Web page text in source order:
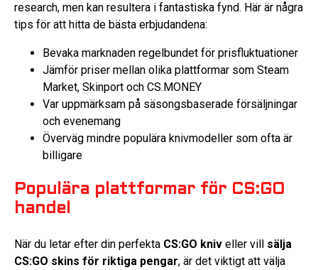
research, men kan resultera i fantastiska fynd. Här är några
tips för att hitta de bästa erbjudandena:
Bevaka marknaden regelbundet för prisfluktuationer
Jämför priser mellan olika plattformar som Steam
Market, Skinport och CS.MONEY
Var uppmärksam på säsongsbaserade försäljningar
och evenemang
Överväg mindre populära knivmodeller som ofta är
billigare
Populära plattformar för CS:GO
handel
När du letar efter din perfekta CS:GO kniv eller vill sälja
CS:GO skins för riktiga pengar, är det viktigt att välja